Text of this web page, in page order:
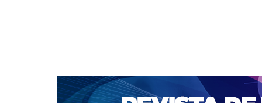
CAPA SOBRE ACESSO CADASTRO
NOTÍCIAS
PORTAL DE REVISTAS DA UNIFACS